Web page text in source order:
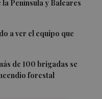
Península y Baleares
a ver el equipo que
de 100 brigadas se
forestal